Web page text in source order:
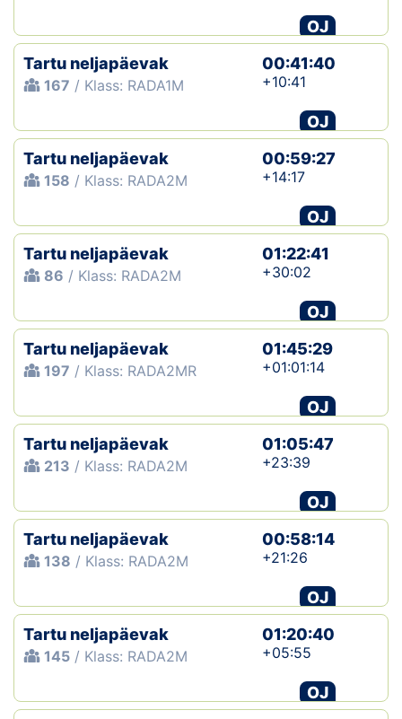
OJ
Tartu neljapäevak
167 / Klass: RADA1M
00:41:40
+10:41
OJ
Tartu neljapäevak
158 / Klass: RADA2M
00:59:27
+14:17
OJ
Tartu neljapäevak
86 / Klass: RADA2M
01:22:41
+30:02
OJ
Tartu neljapäevak
197 / Klass: RADA2MR
01:45:29
+01:01:14
OJ
Tartu neljapäevak
213 / Klass: RADA2M
01:05:47
+23:39
OJ
Tartu neljapäevak
138 / Klass: RADA2M
00:58:14
+21:26
OJ
Tartu neljapäevak
145 / Klass: RADA2M
01:20:40
+05:55
OJ